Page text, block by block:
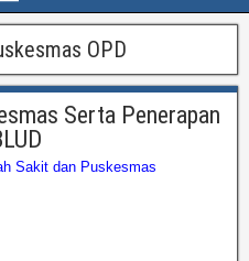
OPD
Serta Penerapan
Sakit dan Puskesmas